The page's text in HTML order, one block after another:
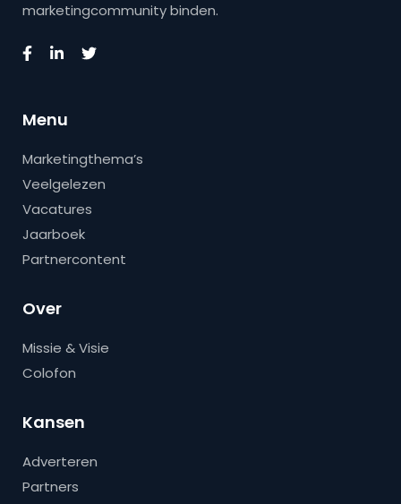
marketingcommunity binden.
Menu
Marketingthema’s
Veelgelezen
Vacatures
Jaarboek
Partnercontent
Over
Missie & Visie
Colofon
Kansen
Adverteren
Partners